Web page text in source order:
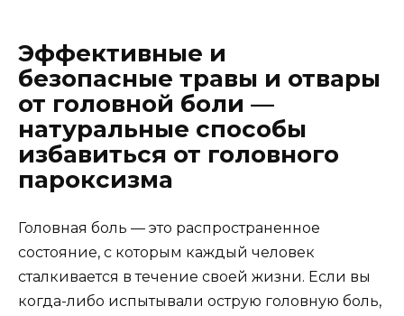
Эффективные и
безопасные травы и отвары
от головной боли —
натуральные способы
избавиться от головного
пароксизма
Головная боль — это распространенное
состояние, с которым каждый человек
сталкивается в течение своей жизни. Если вы
когда-либо испытывали острую головную боль,